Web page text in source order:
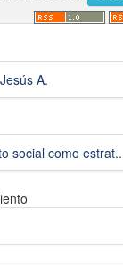
A.
social como